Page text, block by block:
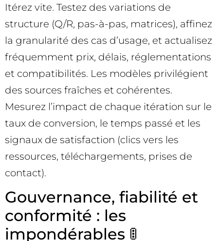
Itérez vite. Testez des variations de
structure (Q/R, pas-à-pas, matrices), affinez
la granularité des cas d’usage, et actualisez
fréquemment prix, délais, réglementations
et compatibilités. Les modèles privilégient
des sources fraîches et cohérentes.
Mesurez l’impact de chaque itération sur le
taux de conversion, le temps passé et les
signaux de satisfaction (clics vers les
ressources, téléchargements, prises de
contact).
Gouvernance, fiabilité et
conformité : les
impondérables 🚦